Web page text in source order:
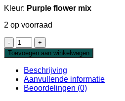
Kleur: Purple flower mix
2 op voorraad
Extra
Fijne
Merino
MIX
Lontwol
Purple
Flower
Toevoegen aan winkelwagen
Beschrijving
Aanvullende informatie
Beoordelingen (0)